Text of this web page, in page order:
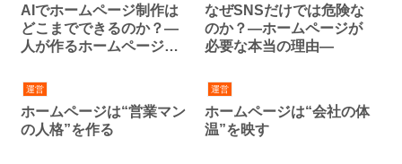
AIでホームページ制作は
どこまでできるのか？―
人が作るホームページは
なぜSNSだけでは危険な
のか？―ホームページが
必要な本当の理由―
運営
ホームページは“営業マン
の人格”を作る
運営
ホームページは“会社の体
温”を映す